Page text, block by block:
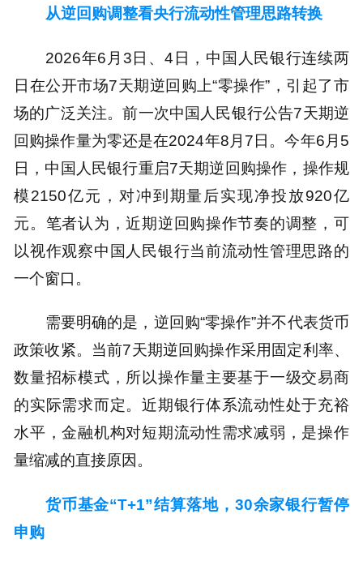
从逆回购调整看央行流动性管理思路转换
2026年6月3日、4日，中国人民银行连续两
日在公开市场7天期逆回购上“零操作”，引起了市
场的广泛关注。前一次中国人民银行公告7天期逆
回购操作量为零还是在2024年8月7日。今年6月5
日，中国人民银行重启7天期逆回购操作，操作规
模2150亿元，对冲到期量后实现净投放920亿
元。笔者认为，近期逆回购操作节奏的调整，可
以视作观察中国人民银行当前流动性管理思路的
一个窗口。
需要明确的是，逆回购“零操作”并不代表货币
政策收紧。当前7天期逆回购操作采用固定利率、
数量招标模式，所以操作量主要基于一级交易商
的实际需求而定。近期银行体系流动性处于充裕
水平，金融机构对短期流动性需求减弱，是操作
量缩减的直接原因。
货币基金“T+1”结算落地，30余家银行暂停
申购